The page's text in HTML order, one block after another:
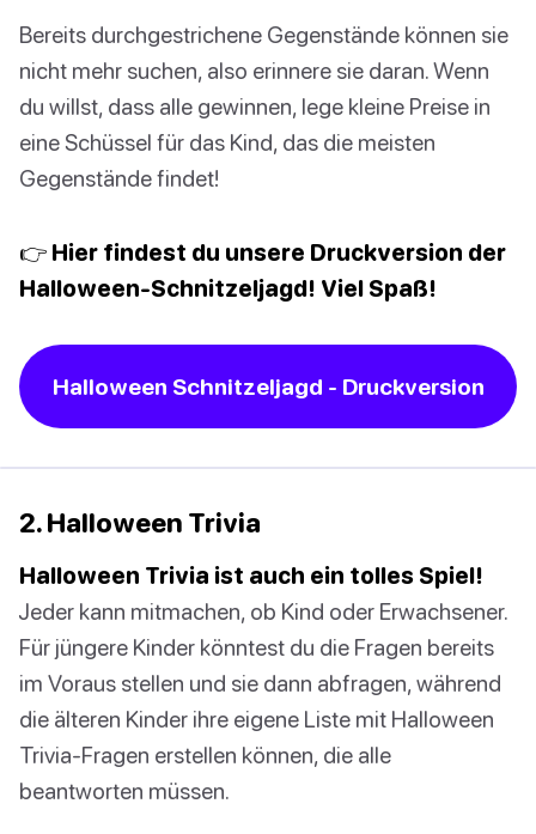
Bereits durchgestrichene Gegenstände können sie
nicht mehr suchen, also erinnere sie daran. Wenn
du willst, dass alle gewinnen, lege kleine Preise in
eine Schüssel für das Kind, das die meisten
Gegenstände findet!
👉 Hier findest du unsere Druckversion der
Halloween-Schnitzeljagd! Viel Spaß!
Halloween Schnitzeljagd - Druckversion
2. Halloween Trivia
Halloween Trivia ist auch ein tolles Spiel!
Jeder kann mitmachen, ob Kind oder Erwachsener.
Für jüngere Kinder könntest du die Fragen bereits
im Voraus stellen und sie dann abfragen, während
die älteren Kinder ihre eigene Liste mit Halloween
Trivia-Fragen erstellen können, die alle
beantworten müssen.